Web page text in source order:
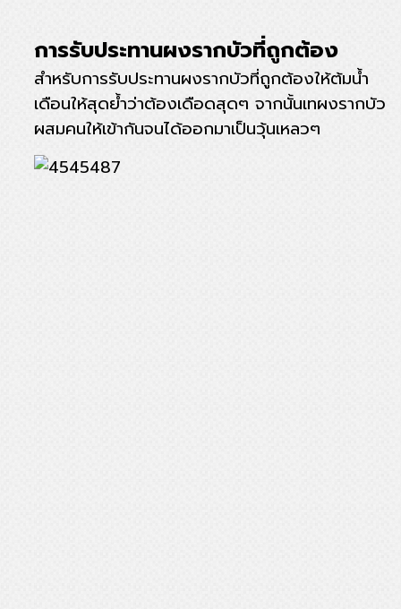
การรับประทานผงรากบัวที่ถูกต้อง
สำหรับการรับประทานผงรากบัวที่ถูกต้องให้ต้มน้ำ
เดือนให้สุดย้ำว่าต้องเดือดสุดๆ จากนั้นเทผงรากบัว
ผสมคนให้เข้ากันจนได้ออกมาเป็นวุ้นเหลวๆ